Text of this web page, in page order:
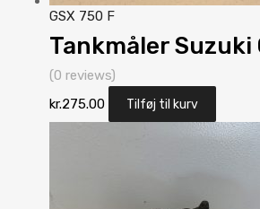
GSX 750 F
Tankmåler Suzuki
(0 reviews)
kr.275.00 Tilføj til kurv